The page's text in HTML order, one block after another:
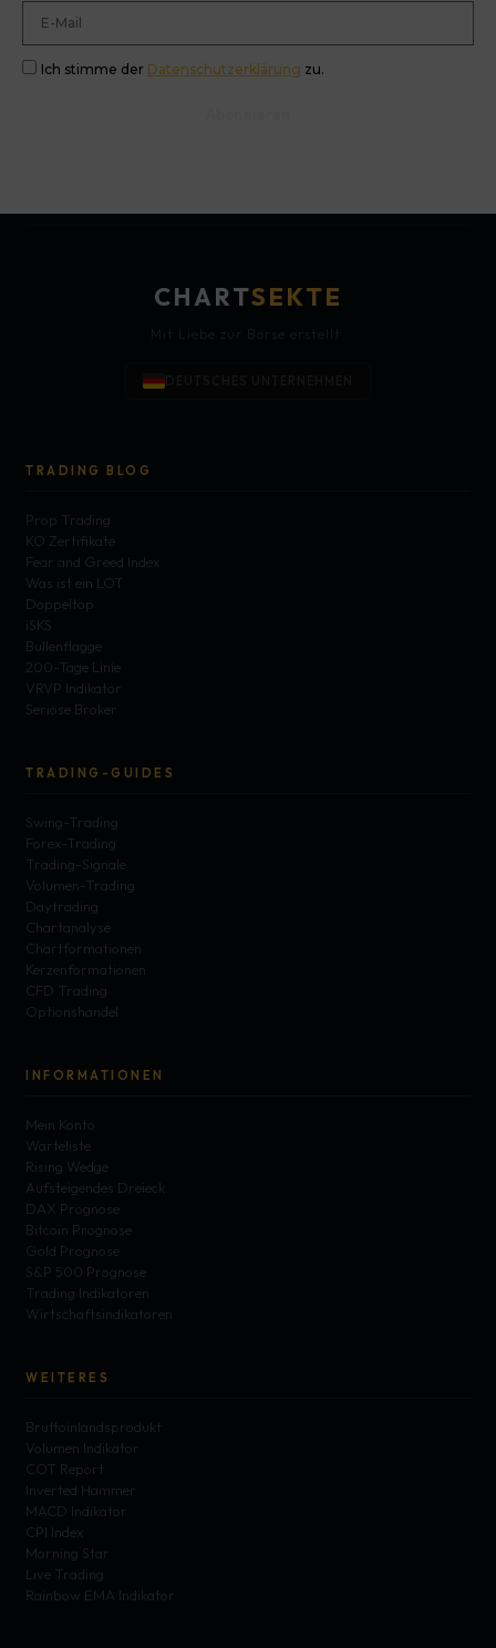
Ich stimme der Datenschutzerklärung zu.
CHARTSEKTE
TRADING BLOG
Prop Trading
KO Zertifikate
Fear and Greed Index
Was ist ein LOT
Doppeltop
iSKS
Bullenflagge
200-Tage Linie
VRVP Indikator
Seriöse Broker
TRADING-GUIDES
Swing-Trading
Forex-Trading
Trading-Signale
Volumen-Trading
Daytrading
Chartanalyse
Chartformationen
Kerzenformationen
CFD Trading
Optionshandel
INFORMATIONEN
Mein Konto
Warteliste
Rising Wedge
Aufsteigendes Dreieck
DAX Prognose
Bitcoin Prognose
Gold Prognose
S&P 500 Prognose
Trading Indikatoren
Wirtschaftsindikatoren
WEITERES
Bruttoinlandsprodukt
Volumen Indikator
COT Report
Inverted Hammer
MACD Indikator
CPI Index
Morning Star
Live Trading
Rainbow EMA Indikator